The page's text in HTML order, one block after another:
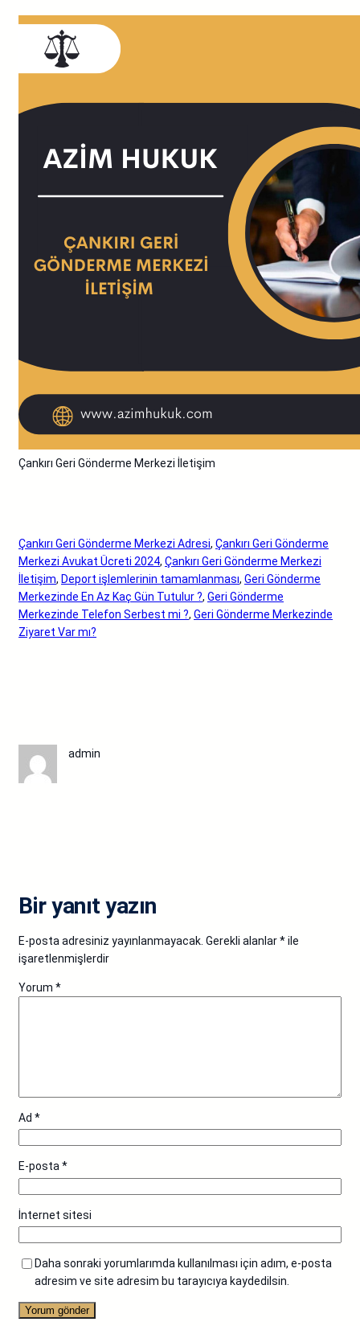
Çankırı Geri Gönderme Merkezi İletişim
Çankırı Geri Gönderme Merkezi Adresi, Çankırı Geri Gönderme
Merkezi Avukat Ücreti 2024, Çankırı Geri Gönderme Merkezi
İletişim, Deport işlemlerinin tamamlanması, Geri Gönderme
Merkezinde En Az Kaç Gün Tutulur ?, Geri Gönderme
Merkezinde Telefon Serbest mi ?, Geri Gönderme Merkezinde
Ziyaret Var mı?
admin
Bir yanıt yazın
E-posta adresiniz yayınlanmayacak. Gerekli alanlar*ile
işaretlenmişlerdir
Yorum *
Ad *
E-posta*
İnternet sitesi
Daha sonraki yorumlarımda kullanılması için adım, e-posta
adresim ve site adresim bu tarayıcıya kaydedilsin.